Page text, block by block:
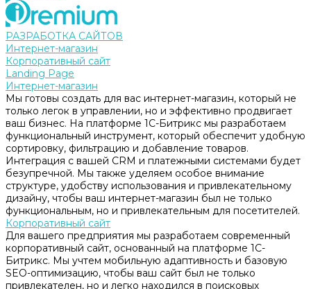
РАЗРАБОТКА САЙТОВ
Интернет-магазин
Корпоративный сайт
Landing Page
Интернет-магазин
Мы готовы создать для вас интернет-магазин, который не
только легок в управлении, но и эффективно продвигает
ваш бизнес. На платформе 1С-Битрикс мы разработаем
функциональный инструмент, который обеспечит удобную
сортировку, фильтрацию и добавление товаров.
Интеграция с вашей CRM и платежными системами будет
безупречной. Мы также уделяем особое внимание
структуре, удобству использования и привлекательному
дизайну, чтобы ваш интернет-магазин был не только
функциональным, но и привлекательным для посетителей.
Корпоративный сайт
Для вашего предприятия мы разработаем современный
корпоративный сайт, основанный на платформе 1С-
Битрикс. Мы учтем мобильную адаптивность и базовую
SEO-оптимизацию, чтобы ваш сайт был не только
привлекателен, но и легко находился в поисковых